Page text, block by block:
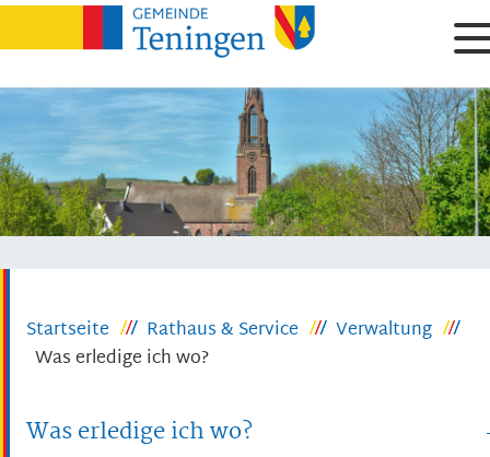
Startseite Rathaus & Service
Verwaltung
Was erledige ich wo?
Was erledige ich wo?